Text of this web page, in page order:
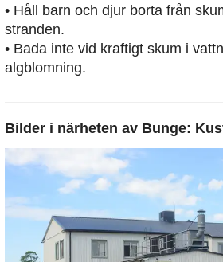
• Håll barn och djur borta från
stranden.
• Bada inte vid kraftigt skum i
algblomning.
Bilder i närheten av Bunge: